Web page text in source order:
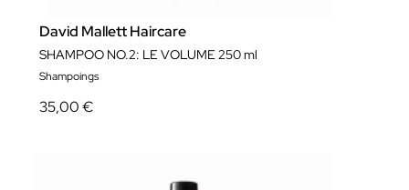
David Mallett Haircare
SHAMPOO NO.2: LE VOLUME 250 ml
Shampoings
35,00 €